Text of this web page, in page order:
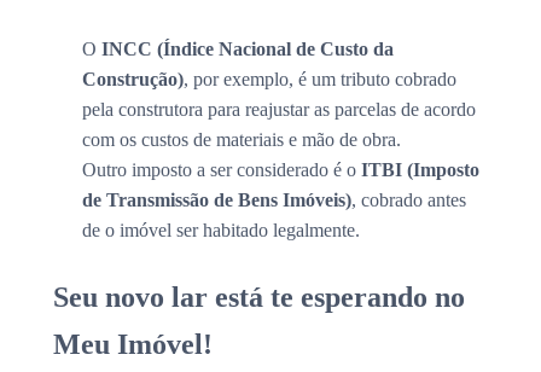
O INCC (Índice Nacional de Custo da
Construção), por exemplo, é um tributo cobrado
pela construtora para reajustar as parcelas de acordo
com os custos de materiais e mão de obra.
Outro imposto a ser considerado é o ITBI (Imposto
de Transmissão de Bens Imóveis), cobrado antes
de o imóvel ser habitado legalmente.
Seu novo lar está te esperando no
Meu Imóvel!